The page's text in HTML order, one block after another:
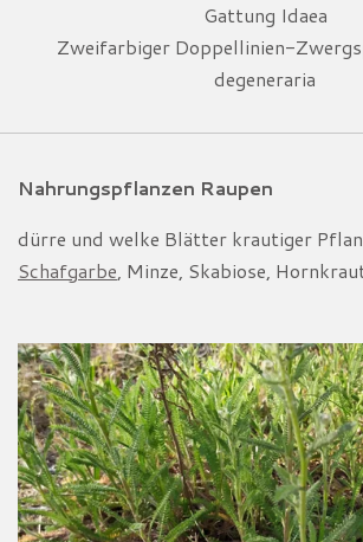
Gattung Idaea
Zweifarbiger Doppellinien-
degeneraria
Nahrungspflanzen Raupen
dürre und welke Blätter krautiger
Schafgarbe, Minze, Skabiose,